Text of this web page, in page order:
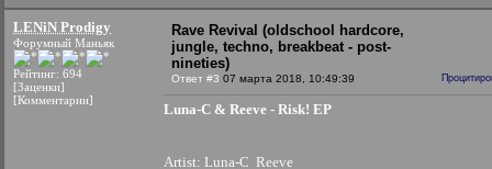
LENiN Prodigy
Форумный Маньяк
Рейтинг: 694
[Заценки]
[Комментарии]
Rave Revival (oldschool hardcore,
jungle, techno, breakbeat - post-
nineties)
Ответ #3 07 марта 2018, 10:49:39
Luna-C & Reeve - Risk! EP
Artist: Luna-C Reeve